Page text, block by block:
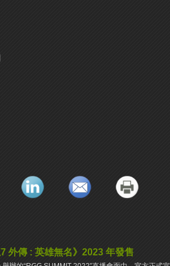
7 外傳 : 英雄無名》2023 年發售